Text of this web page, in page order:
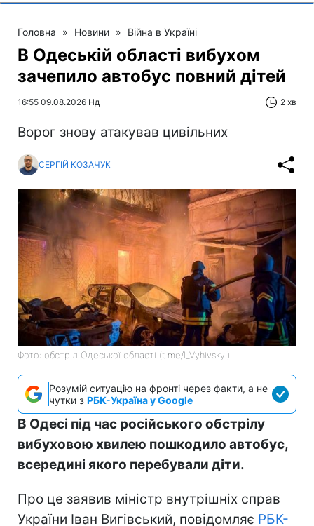
Головна » Новини » Війна в Україні
В Одеській області вибухом
зачепило автобус повний дітей
16:55 09.08.2026 Нд 2 хв
Ворог знову атакував цивільних
СЕРГІЙ КОЗАЧУК
Фото: обстріл Одеської області (t.me/I_Vyhivskyi)
Розумій ситуацію на фронті через факти, а не
чутки з РБК-Україна у Google
В Одесі під час російського обстрілу
вибуховою хвилею пошкодило автобус,
всередині якого перебували діти.
Про це заявив міністр внутрішніх справ
України Іван Вигівський, повідомляє РБК-